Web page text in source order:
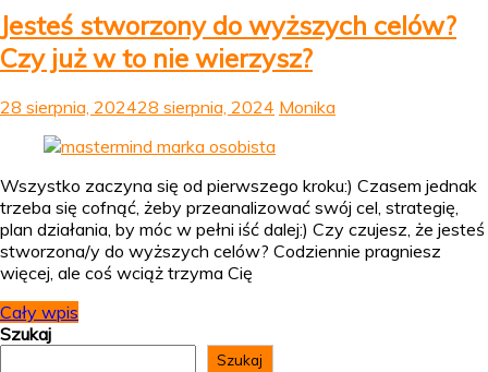
Jesteś stworzony do wyższych celów?
Czy już w to nie wierzysz?
28 sierpnia, 202428 sierpnia, 2024 Monika
Wszystko zaczyna się od pierwszego kroku:) Czasem jednak
trzeba się cofnąć, żeby przeanalizować swój cel, strategię,
plan działania, by móc w pełni iść dalej:) Czy czujesz, że jesteś
stworzona/y do wyższych celów? Codziennie pragniesz
więcej, ale coś wciąż trzyma Cię
Cały wpis
Szukaj
Szukaj